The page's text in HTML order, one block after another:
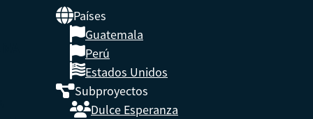
Países
Guatemala
Perú
Estados Unidos
Subproyectos
Dulce Esperanza